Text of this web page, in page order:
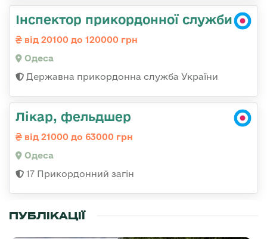
Інспектор прикордонної служби
від 20100 до 120000 грн
Одеса
Державна прикордонна служба України
Лікар, фельдшер
від 21000 до 63000 грн
Одеса
17 Прикордонний загін
ПУБЛІКАЦІЇ